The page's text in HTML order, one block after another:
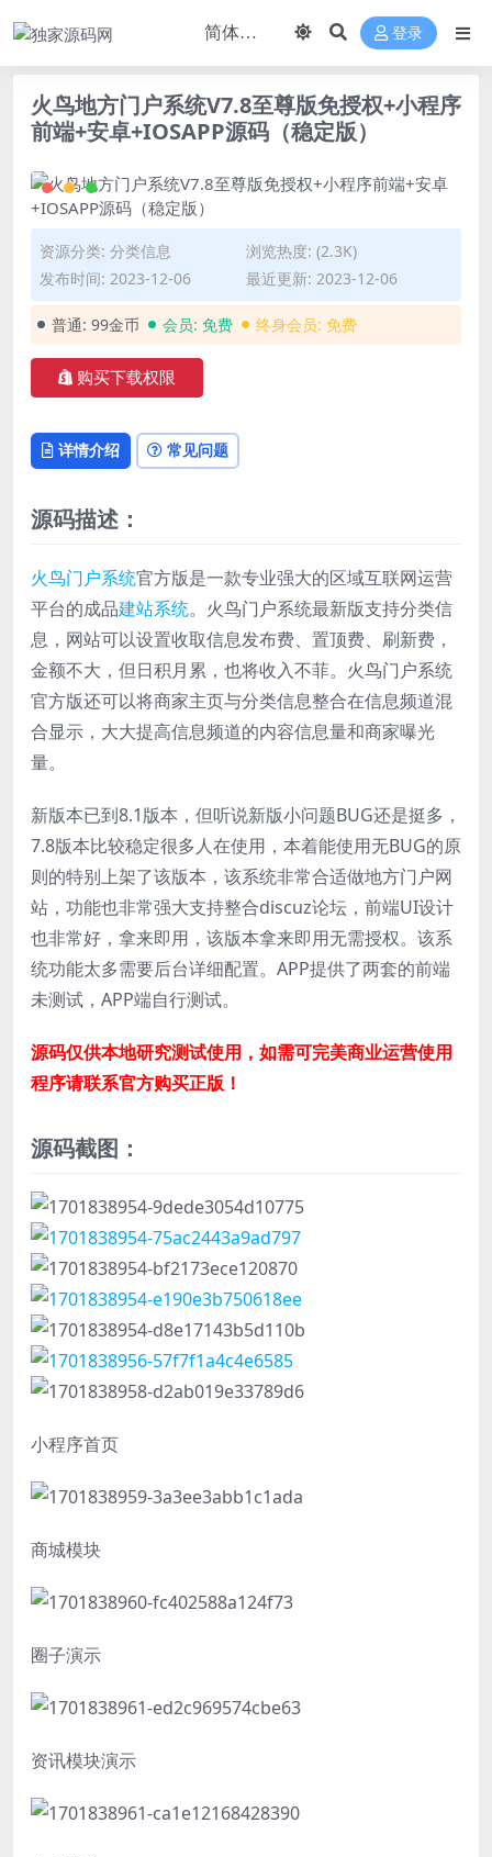
登录
火鸟地方门户系统V7.8至尊版免授权+小程序
前端+安卓+IOSAPP源码（稳定版）
资源分类: 分类信息
浏览热度: (2.3K)
发布时间: 2023-12-06
最近更新: 2023-12-06
普通: 99金币 会员: 免费 终身会员: 免费
购买下载权限
详情介绍 常见问题
源码描述：
火鸟门户系统官方版是一款专业强大的区域互联网运营
平台的成品建站系统。火鸟门户系统最新版支持分类信
息，网站可以设置收取信息发布费、置顶费、刷新费，
金额不大，但日积月累，也将收入不菲。火鸟门户系统
官方版还可以将商家主页与分类信息整合在信息频道混
合显示，大大提高信息频道的内容信息量和商家曝光
量。
新版本已到8.1版本，但听说新版小问题BUG还是挺多，
7.8版本比较稳定很多人在使用，本着能使用无BUG的原
则的特别上架了该版本，该系统非常合适做地方门户网
站，功能也非常强大支持整合discuz论坛，前端UI设计
也非常好，拿来即用，该版本拿来即用无需授权。该系
统功能太多需要后台详细配置。APP提供了两套的前端
未测试，APP端自行测试。
源码仅供本地研究测试使用，如需可完美商业运营使用
程序请联系官方购买正版！
源码截图：
小程序首页
商城模块
圈子演示
资讯模块演示